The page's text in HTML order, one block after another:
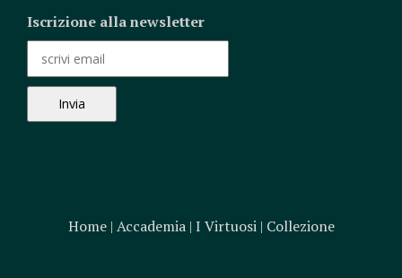
Iscrizione alla newsletter
Home| Accademia| I Virtuosi| Collezione